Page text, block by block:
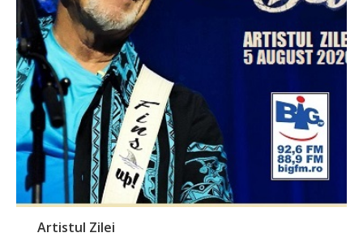
Artistul Zilei